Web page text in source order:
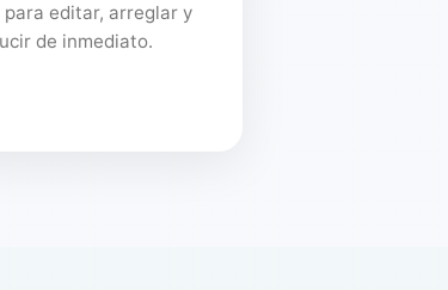
editar, arreglar y
de inmediato.